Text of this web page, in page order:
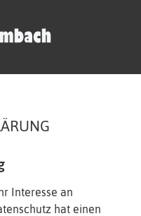
Interesse an
hat einen